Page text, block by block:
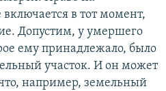
в тот момент,
Допустим, у умершего
ему принадлежало, было
участок. И он может
например, земельный